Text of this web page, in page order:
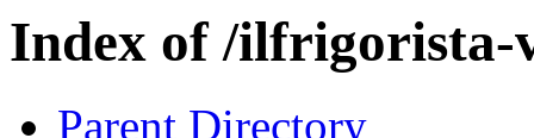
Index of /ilfrigorista-
Parent Directory